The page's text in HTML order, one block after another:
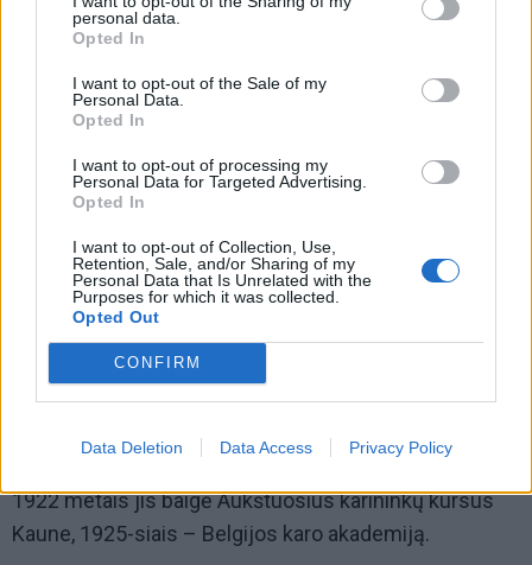
personal data.
Opted In
I want to opt-out of the Sale of my
Personal Data.
Opted In
I want to opt-out of processing my
Personal Data for Targeted Advertising.
Opted In
I want to opt-out of Collection, Use,
Retention, Sale, and/or Sharing of my
Personal Data that Is Unrelated with the
Purposes for which it was collected.
Opted Out
CONFIRM
Data Deletion Data Access Privacy Policy
Būdamas Vilniaus karo komendanto padėjėju
(faktiškai ėjo komendanto pareigas) 1919 metų
sausio 1 dieną su kitais savanoriais Gedimino pilies
bokšte iškėlė tautinę vėliavą. 1920-1921 Steigiamojo
Seimo atstovas, priklausė Lietuvos socialistų
atsisakė.
1922 metais jis baigė Aukštuosius karininkų kursus
Kaune, 1925-siais – Belgijos karo akademiją.